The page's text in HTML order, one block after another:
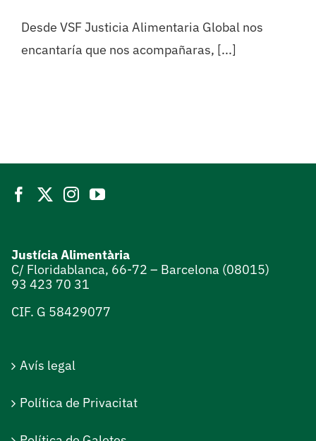
Desde VSF Justicia Alimentaria Global nos
encantaría que nos acompañaras, [...]
Justícia Alimentària
C/ Floridablanca, 66-72 – Barcelona (08015)
93 423 70 31
CIF. G 58429077
Avís legal
Política de Privacitat